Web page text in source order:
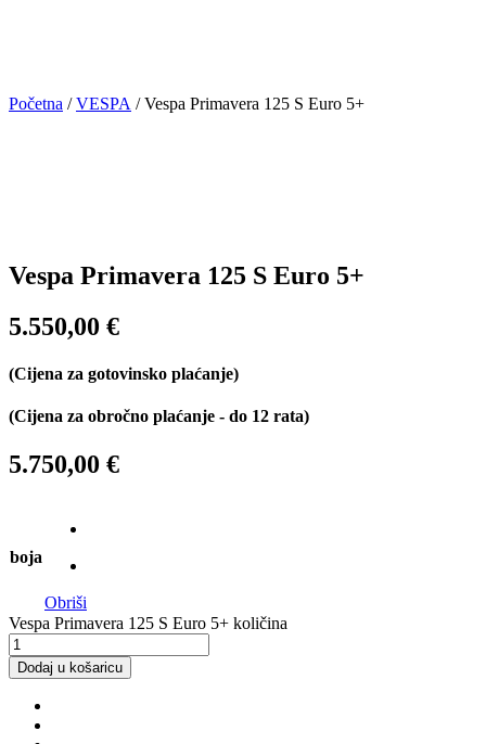
Početna /VESPA / Vespa Primavera 125 S Euro 5+
Vespa Primavera 125 S Euro 5+
5.550,00 €
(Cijena za gotovinsko plaćanje)
(Cijena za obročno plaćanje - do 12 rata)
5.750,00 €
boja
Obriši
Vespa Primavera 125 S Euro 5+ količina
Dodaj u košaricu